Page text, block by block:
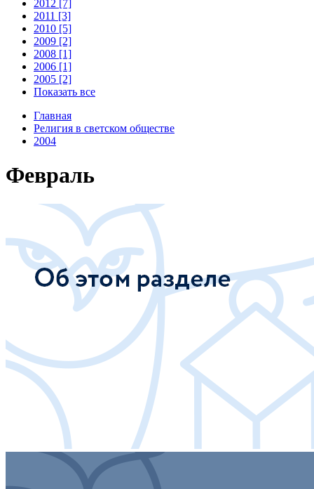
2012 [7]
2011 [3]
2010 [5]
2009 [2]
2008 [1]
2006 [1]
2005 [2]
Показать все
Главная
Религия в светском обществе
2004
Февраль